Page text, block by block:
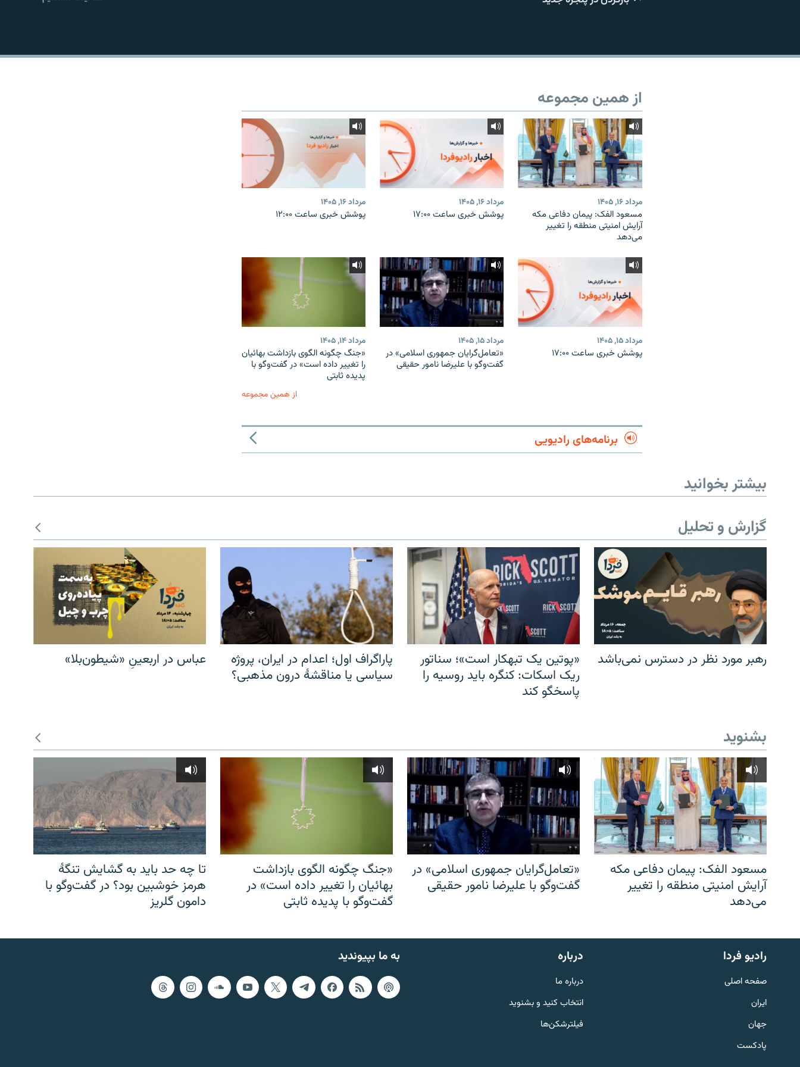
English
به ما بپیوندید
EMBED
از همین مجموعه
مرداد ۱۶, ۱۴۰۵
مسعود الفک: پیمان دفاعی مکه
آرایش امنیتی منطقه را تغییر
می‌دهد
مرداد ۱۶, ۱۴۰۵
پوشش خبری ساعت ۱۷:۰۰
مرداد ۱۶, ۱۴۰۵
پوشش خبری ساعت ۱۲:۰۰
مرداد ۱۵, ۱۴۰۵
پوشش خبری ساعت ۱۷:۰۰
مرداد ۱۵, ۱۴۰۵
«تعامل‌گرایان جمهوری اسلامی» در
گفت‌وگو با علیرضا نامور حقیقی
مرداد ۱۴, ۱۴۰۵
«جنگ چگونه الگوی بازداشت بهائیان
را تغییر داده است» در گفت‌وگو با
پدیده ثابتی
از همین مجموعه
برنامه‌های رادیویی
بیشتر بخوانید
گزارش و تحلیل
رهبر مورد نظر در دسترس نمی‌باشد
«پوتین یک تبهکار است»؛ سناتور
ریک اسکات: کنگره باید روسیه را
پاسخگو کند
پاراگراف اول؛ اعدام در ایران، پروژه
سیاسی یا مناقشهٔ درون مذهبی؟
عباس در اربعینِ «شیطون‌بلا»
بشنوید
مسعود الفک: پیمان دفاعی مکه
آرایش امنیتی منطقه را تغییر
می‌دهد
«تعامل‌گرایان جمهوری اسلامی» در
گفت‌وگو با علیرضا نامور حقیقی
«جنگ چگونه الگوی بازداشت
بهائیان را تغییر داده است» در
گفت‌وگو با پدیده ثابتی
تا چه حد باید به گشایش تنگهٔ
هرمز خوشبین بود؟ در گفت‌وگو با
دامون گلریز
به ما بپیوندید رادیو فردا
صفحه اصلی
ایران
جهان
پادکست
درباره
درباره ما
انتخاب کنید و بشنوید
فیلترشکن‌ها